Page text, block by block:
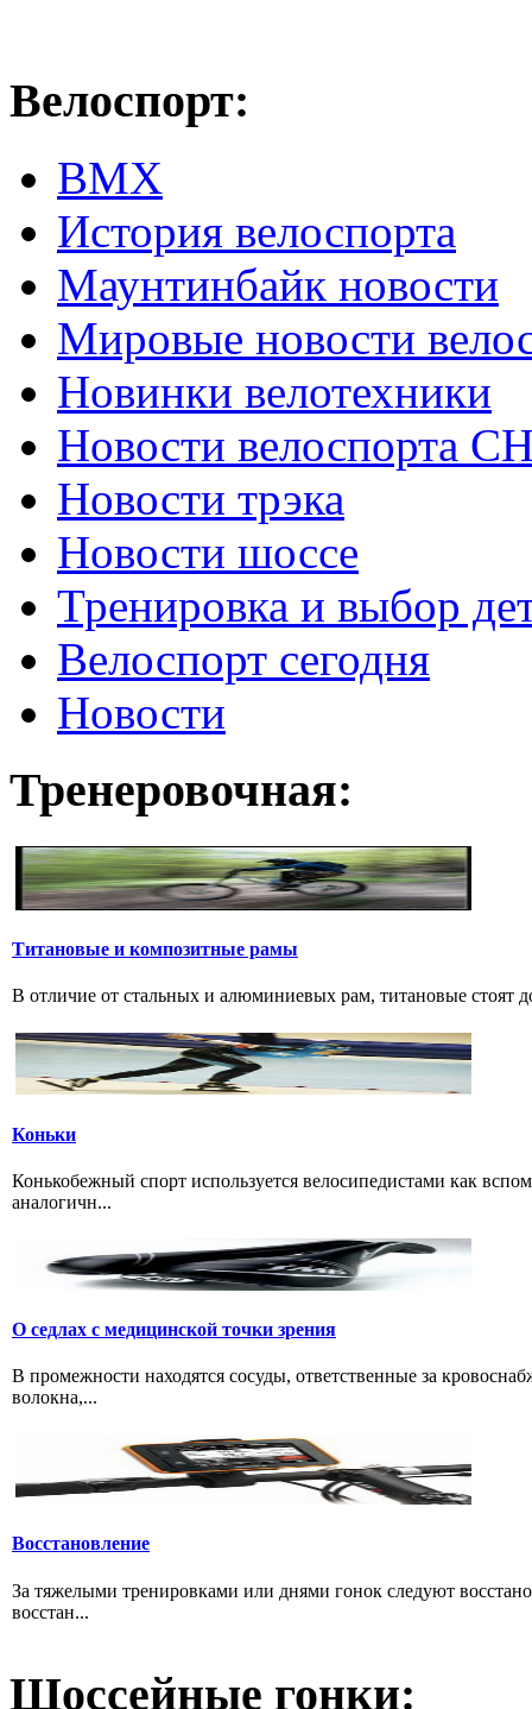
Велоспорт:
ВМХ
История велоспорта
Маунтинбайк новости
Мировые новости
Новинки велотехники
Новости велоспорта
Новости трэка
Новости шоссе
Тренировка и выбор
Велоспорт сегодня
Новости
Тренеровочная:
Титановые и композитные рамы
В отличие от стальных и алюминиевых рам, титановые стоят
Коньки
Конькобежный спорт используется велосипедистами как
аналогичн...
О седлах с медицинской точки зрения
В промежности находятся сосуды, ответственные за
волокна,...
Восстановление
За тяжелыми тренировками или днями гонок следуют
восстан...
Шоссейные гонки: